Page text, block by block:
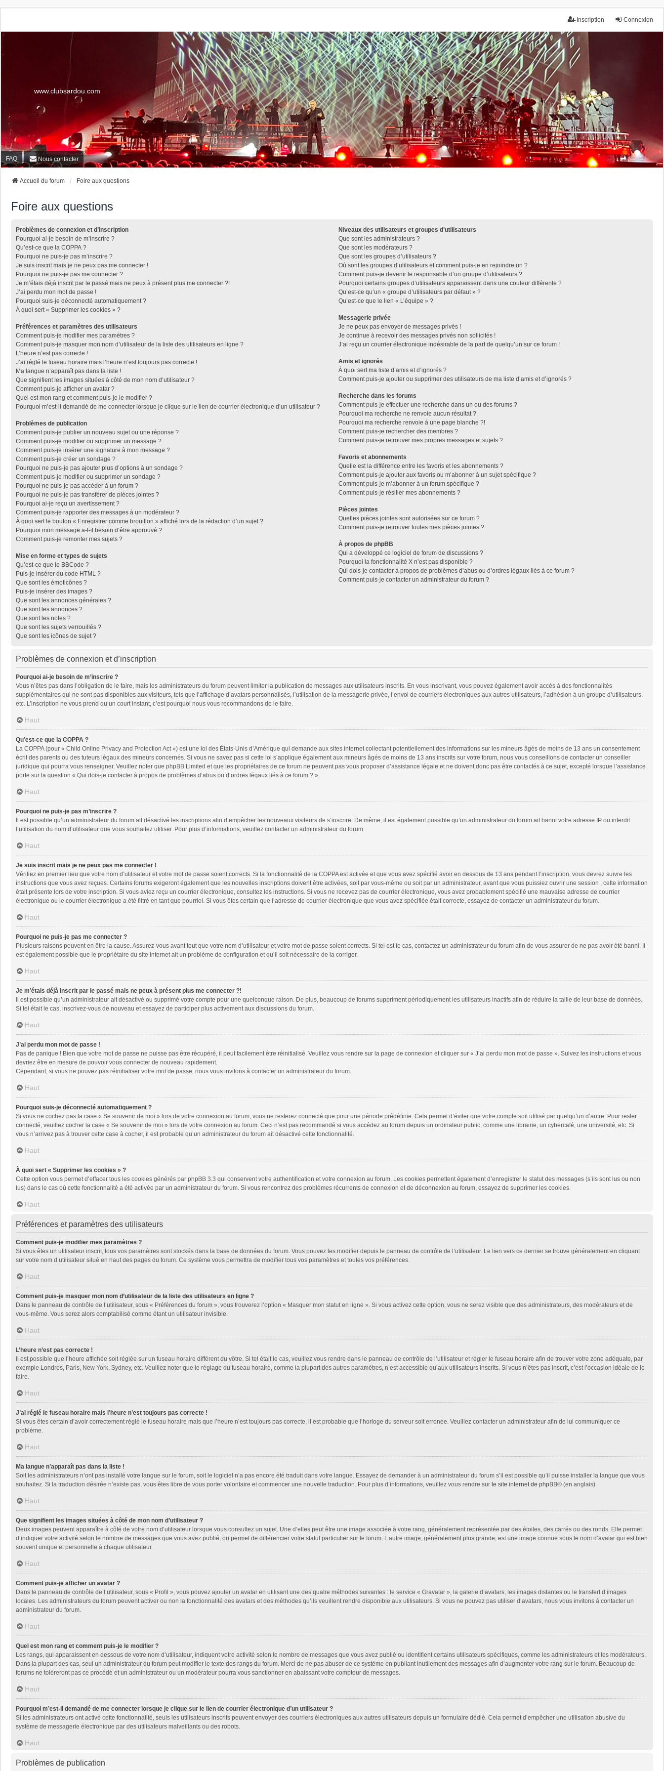
Connexion
Inscription
www.clubsardou.com
FAQ Nous contacter
Accueil du forum Foire aux questions
Foire aux questions
Problèmes de connexion et d’inscription
Pourquoi ai-je besoin de m’inscrire ?
Qu’est-ce que la COPPA ?
Pourquoi ne puis-je pas m’inscrire ?
Je suis inscrit mais je ne peux pas me connecter !
Pourquoi ne puis-je pas me connecter ?
Je m’étais déjà inscrit par le passé mais ne peux à présent plus me connecter ?!
J’ai perdu mon mot de passe !
Pourquoi suis-je déconnecté automatiquement ?
À quoi sert « Supprimer les cookies » ?
Préférences et paramètres des utilisateurs
Comment puis-je modifier mes paramètres ?
Comment puis-je masquer mon nom d’utilisateur de la liste des utilisateurs en ligne ?
L’heure n’est pas correcte !
J’ai réglé le fuseau horaire mais l’heure n’est toujours pas correcte !
Ma langue n’apparaît pas dans la liste !
Que signifient les images situées à côté de mon nom d’utilisateur ?
Comment puis-je afficher un avatar ?
Quel est mon rang et comment puis-je le modifier ?
Pourquoi m’est-il demandé de me connecter lorsque je clique sur le lien de courrier électronique d’un utilisateur ?
Problèmes de publication
Comment puis-je publier un nouveau sujet ou une réponse ?
Comment puis-je modifier ou supprimer un message ?
Comment puis-je insérer une signature à mon message ?
Comment puis-je créer un sondage ?
Pourquoi ne puis-je pas ajouter plus d’options à un sondage ?
Comment puis-je modifier ou supprimer un sondage ?
Pourquoi ne puis-je pas accéder à un forum ?
Pourquoi ne puis-je pas transférer de pièces jointes ?
Pourquoi ai-je reçu un avertissement ?
Comment puis-je rapporter des messages à un modérateur ?
À quoi sert le bouton « Enregistrer comme brouillon » affiché lors de la rédaction d’un sujet ?
Pourquoi mon message a-t-il besoin d’être approuvé ?
Comment puis-je remonter mes sujets ?
Mise en forme et types de sujets
Qu’est-ce que le BBCode ?
Puis-je insérer du code HTML ?
Que sont les émoticônes ?
Puis-je insérer des images ?
Que sont les annonces générales ?
Que sont les annonces ?
Que sont les notes ?
Que sont les sujets verrouillés ?
Que sont les icônes de sujet ?
Niveaux des utilisateurs et groupes d’utilisateurs
Que sont les administrateurs ?
Que sont les modérateurs ?
Que sont les groupes d’utilisateurs ?
Où sont les groupes d’utilisateurs et comment puis-je en rejoindre un ?
Comment puis-je devenir le responsable d’un groupe d’utilisateurs ?
Pourquoi certains groupes d’utilisateurs apparaissent dans une couleur différente ?
Qu’est-ce qu’un « groupe d’utilisateurs par défaut » ?
Qu’est-ce que le lien « L’équipe » ?
Messagerie privée
Je ne peux pas envoyer de messages privés !
Je continue à recevoir des messages privés non sollicités !
J’ai reçu un courrier électronique indésirable de la part de quelqu’un sur ce forum !
Amis et ignorés
À quoi sert ma liste d’amis et d’ignorés ?
Comment puis-je ajouter ou supprimer des utilisateurs de ma liste d’amis et d’ignorés ?
Recherche dans les forums
Comment puis-je effectuer une recherche dans un ou des forums ?
Pourquoi ma recherche ne renvoie aucun résultat ?
Pourquoi ma recherche renvoie à une page blanche ?!
Comment puis-je rechercher des membres ?
Comment puis-je retrouver mes propres messages et sujets ?
Favoris et abonnements
Quelle est la différence entre les favoris et les abonnements ?
Comment puis-je ajouter aux favoris ou m’abonner à un sujet spécifique ?
Comment puis-je m’abonner à un forum spécifique ?
Comment puis-je résilier mes abonnements ?
Pièces jointes
Quelles pièces jointes sont autorisées sur ce forum ?
Comment puis-je retrouver toutes mes pièces jointes ?
À propos de phpBB
Qui a développé ce logiciel de forum de discussions ?
Pourquoi la fonctionnalité X n’est pas disponible ?
Qui dois-je contacter à propos de problèmes d’abus ou d’ordres légaux liés à ce forum ?
Comment puis-je contacter un administrateur du forum ?
Problèmes de connexion et d’inscription
Pourquoi ai-je besoin de m’inscrire ?
Vous n’êtes pas dans l’obligation de le faire, mais les administrateurs du forum peuvent limiter la publication de messages aux utilisateurs inscrits. En vous inscrivant, vous pouvez également avoir accès à des fonctionnalités
supplémentaires qui ne sont pas disponibles aux visiteurs, tels que l’affichage d’avatars personnalisés, l’utilisation de la messagerie privée, l’envoi de courriers électroniques aux autres utilisateurs, l’adhésion à un groupe d’utilisateurs,
etc. L’inscription ne vous prend qu’un court instant, c’est pourquoi nous vous recommandons de le faire.
Haut
Qu’est-ce que la COPPA ?
La COPPA (pour « Child Online Privacy and Protection Act ») est une loi des États-Unis d’Amérique qui demande aux sites internet collectant potentiellement des informations sur les mineurs âgés de moins de 13 ans un consentement
écrit des parents ou des tuteurs légaux des mineurs concernés. Si vous ne savez pas si cette loi s’applique également aux mineurs âgés de moins de 13 ans inscrits sur votre forum, nous vous conseillons de contacter un conseiller
juridique qui pourra vous renseigner. Veuillez noter que phpBB Limited et que les propriétaires de ce forum ne peuvent pas vous proposer d’assistance légale et ne doivent donc pas être contactés à ce sujet, excepté lorsque l’assistance
porte sur la question « Qui dois-je contacter à propos de problèmes d’abus ou d’ordres légaux liés à ce forum ? ».
Haut
Pourquoi ne puis-je pas m’inscrire ?
Il est possible qu’un administrateur du forum ait désactivé les inscriptions afin d’empêcher les nouveaux visiteurs de s’inscrire. De même, il est également possible qu’un administrateur du forum ait banni votre adresse IP ou interdit
l’utilisation du nom d’utilisateur que vous souhaitez utiliser. Pour plus d’informations, veuillez contacter un administrateur du forum.
Haut
Je suis inscrit mais je ne peux pas me connecter !
Vérifiez en premier lieu que votre nom d’utilisateur et votre mot de passe soient corrects. Si la fonctionnalité de la COPPA est activée et que vous avez spécifié avoir en dessous de 13 ans pendant l’inscription, vous devrez suivre les
instructions que vous avez reçues. Certains forums exigeront également que les nouvelles inscriptions doivent être activées, soit par vous-même ou soit par un administrateur, avant que vous puissiez ouvrir une session ; cette information
était présente lors de votre inscription. Si vous aviez reçu un courrier électronique, consultez les instructions. Si vous ne recevez pas de courrier électronique, vous avez probablement spécifié une mauvaise adresse de courrier
électronique ou le courrier électronique a été filtré en tant que pourriel. Si vous êtes certain que l’adresse de courrier électronique que vous avez spécifiée était correcte, essayez de contacter un administrateur du forum.
Haut
Pourquoi ne puis-je pas me connecter ?
Plusieurs raisons peuvent en être la cause. Assurez-vous avant tout que votre nom d’utilisateur et votre mot de passe soient corrects. Si tel est le cas, contactez un administrateur du forum afin de vous assurer de ne pas avoir été banni. Il
est également possible que le propriétaire du site internet ait un problème de configuration et qu’il soit nécessaire de la corriger.
Haut
Je m’étais déjà inscrit par le passé mais ne peux à présent plus me connecter ?!
Il est possible qu’un administrateur ait désactivé ou supprimé votre compte pour une quelconque raison. De plus, beaucoup de forums suppriment périodiquement les utilisateurs inactifs afin de réduire la taille de leur base de données.
Si tel était le cas, inscrivez-vous de nouveau et essayez de participer plus activement aux discussions du forum.
Haut
J’ai perdu mon mot de passe !
Pas de panique ! Bien que votre mot de passe ne puisse pas être récupéré, il peut facilement être réinitialisé. Veuillez vous rendre sur la page de connexion et cliquer sur « J’ai perdu mon mot de passe ». Suivez les instructions et vous
devriez être en mesure de pouvoir vous connecter de nouveau rapidement.
Cependant, si vous ne pouvez pas réinitialiser votre mot de passe, nous vous invitons à contacter un administrateur du forum.
Haut
Pourquoi suis-je déconnecté automatiquement ?
Si vous ne cochez pas la case « Se souvenir de moi » lors de votre connexion au forum, vous ne resterez connecté que pour une période prédéfinie. Cela permet d’éviter que votre compte soit utilisé par quelqu’un d’autre. Pour rester
connecté, veuillez cocher la case « Se souvenir de moi » lors de votre connexion au forum. Ceci n’est pas recommandé si vous accédez au forum depuis un ordinateur public, comme une librairie, un cybercafé, une université, etc. Si
vous n’arrivez pas à trouver cette case à cocher, il est probable qu’un administrateur du forum ait désactivé cette fonctionnalité.
Haut
À quoi sert « Supprimer les cookies » ?
Cette option vous permet d’effacer tous les cookies générés par phpBB 3.3 qui conservent votre authentification et votre connexion au forum. Les cookies permettent également d’enregistrer le statut des messages (s’ils sont lus ou non
lus) dans le cas où cette fonctionnalité a été activée par un administrateur du forum. Si vous rencontrez des problèmes récurrents de connexion et de déconnexion au forum, essayez de supprimer les cookies.
Haut
Préférences et paramètres des utilisateurs
Comment puis-je modifier mes paramètres ?
Si vous êtes un utilisateur inscrit, tous vos paramètres sont stockés dans la base de données du forum. Vous pouvez les modifier depuis le panneau de contrôle de l’utilisateur. Le lien vers ce dernier se trouve généralement en cliquant
sur votre nom d’utilisateur situé en haut des pages du forum. Ce système vous permettra de modifier tous vos paramètres et toutes vos préférences.
Haut
Comment puis-je masquer mon nom d’utilisateur de la liste des utilisateurs en ligne ?
Dans le panneau de contrôle de l’utilisateur, sous « Préférences du forum », vous trouverez l’option « Masquer mon statut en ligne ». Si vous activez cette option, vous ne serez visible que des administrateurs, des modérateurs et de
vous-même. Vous serez alors comptabilisé comme étant un utilisateur invisible.
Haut
L’heure n’est pas correcte !
Il est possible que l’heure affichée soit réglée sur un fuseau horaire différent du vôtre. Si tel était le cas, veuillez vous rendre dans le panneau de contrôle de l’utilisateur et régler le fuseau horaire afin de trouver votre zone adéquate, par
exemple Londres, Paris, New York, Sydney, etc. Veuillez noter que le réglage du fuseau horaire, comme la plupart des autres paramètres, n’est accessible qu’aux utilisateurs inscrits. Si vous n’êtes pas inscrit, c’est l’occasion idéale de le
faire.
Haut
J’ai réglé le fuseau horaire mais l’heure n’est toujours pas correcte !
Si vous êtes certain d’avoir correctement réglé le fuseau horaire mais que l’heure n’est toujours pas correcte, il est probable que l’horloge du serveur soit erronée. Veuillez contacter un administrateur afin de lui communiquer ce
problème.
Haut
Ma langue n’apparaît pas dans la liste !
Soit les administrateurs n’ont pas installé votre langue sur le forum, soit le logiciel n’a pas encore été traduit dans votre langue. Essayez de demander à un administrateur du forum s’il est possible qu’il puisse installer la langue que vous
souhaitez. Si la traduction désirée n’existe pas, vous êtes libre de vous porter volontaire et commencer une nouvelle traduction. Pour plus d’informations, veuillez vous rendre sur le site internet de phpBB® (en anglais).
Haut
Que signifient les images situées à côté de mon nom d’utilisateur ?
Deux images peuvent apparaître à côté de votre nom d’utilisateur lorsque vous consultez un sujet. Une d’elles peut être une image associée à votre rang, généralement représentée par des étoiles, des carrés ou des ronds. Elle permet
d’indiquer votre activité selon le nombre de messages que vous avez publié, ou permet de différencier votre statut particulier sur le forum. L’autre image, généralement plus grande, est une image connue sous le nom d’avatar qui est bien
souvent unique et personnelle à chaque utilisateur.
Haut
Comment puis-je afficher un avatar ?
Dans le panneau de contrôle de l’utilisateur, sous « Profil », vous pouvez ajouter un avatar en utilisant une des quatre méthodes suivantes : le service « Gravatar », la galerie d’avatars, les images distantes ou le transfert d’images
locales. Les administrateurs du forum peuvent activer ou non la fonctionnalité des avatars et des méthodes qu’ils veuillent rendre disponible aux utilisateurs. Si vous ne pouvez pas utiliser d’avatars, nous vous invitons à contacter un
administrateur du forum.
Haut
Quel est mon rang et comment puis-je le modifier ?
Les rangs, qui apparaissent en dessous de votre nom d’utilisateur, indiquent votre activité selon le nombre de messages que vous avez publié ou identifient certains utilisateurs spécifiques, comme les administrateurs et les modérateurs.
Dans la plupart des cas, seul un administrateur du forum peut modifier le texte des rangs du forum. Merci de ne pas abuser de ce système en publiant inutilement des messages afin d’augmenter votre rang sur le forum. Beaucoup de
forums ne toléreront pas ce procédé et un administrateur ou un modérateur pourra vous sanctionner en abaissant votre compteur de messages.
Haut
Pourquoi m’est-il demandé de me connecter lorsque je clique sur le lien de courrier électronique d’un utilisateur ?
Si les administrateurs ont activé cette fonctionnalité, seuls les utilisateurs inscrits peuvent envoyer des courriers électroniques aux autres utilisateurs depuis un formulaire dédié. Cela permet d’empêcher une utilisation abusive du
système de messagerie électronique par des utilisateurs malveillants ou des robots.
Haut
Problèmes de publication